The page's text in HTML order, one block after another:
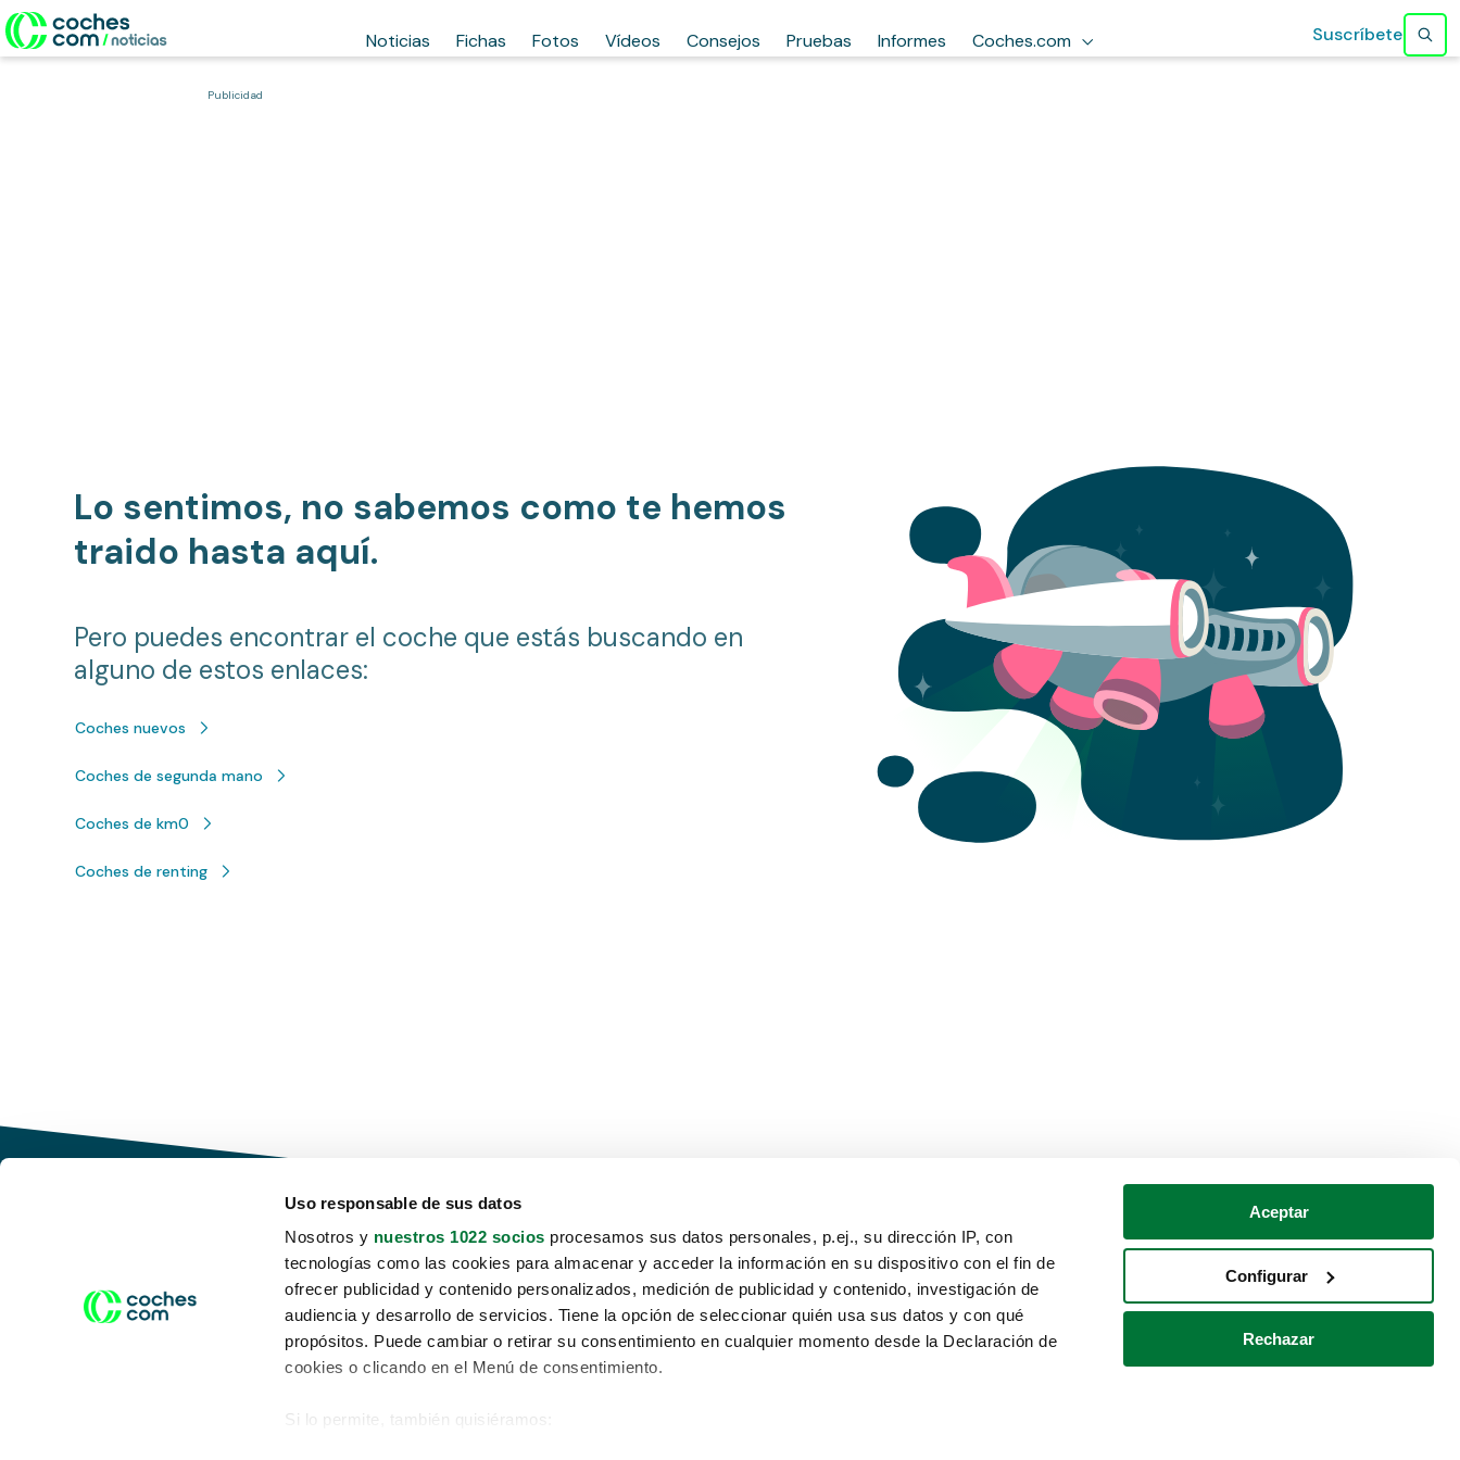
Uso responsable de sus datos
Nosotros y nuestros 1022 socios procesamos sus datos personales, p.ej., su dirección IP, con
tecnologías como las cookies para almacenar y acceder la información en su dispositivo con el fin de
ofrecer publicidad y contenido personalizados, medición de publicidad y contenido, investigación de
audiencia y desarrollo de servicios. Tiene la opción de seleccionar quién usa sus datos y con qué
propósitos. Puede cambiar o retirar su consentimiento en cualquier momento desde la Declaración de
cookies o clicando en el Menú de consentimiento.
Si lo permite, también quisiéramos:
Aceptar
Configurar
Rechazar
Noticias Fichas Fotos Vídeos Consejos Pruebas Informes Coches.com Suscríbete
Publicidad
Lo sentimos, no sabemos como te hemos
traido hasta aquí.
Pero puedes encontrar el coche que estás buscando en
alguno de estos enlaces:
Coches nuevos
Coches de segunda mano
Coches de km0
Coches de renting
Conduce tu futuro,
desata tu movilidad